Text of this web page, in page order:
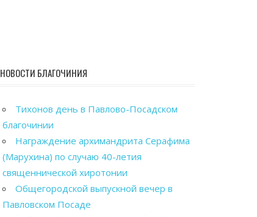
НОВОСТИ БЛАГОЧИНИЯ
Тихонов день в Павлово-Посадском
благочинии
Награждение архимандрита Серафима
(Марухина) по случаю 40-летия
священнической хиротонии
Общегородской выпускной вечер в
Павловском Посаде